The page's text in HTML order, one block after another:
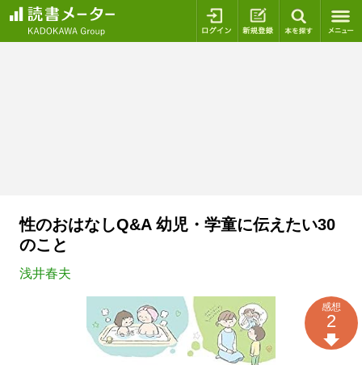
ログイン 新規登録
性のおはなしQ&A 幼児・学童に伝えたい30
のこと
浅井春夫
感想
2